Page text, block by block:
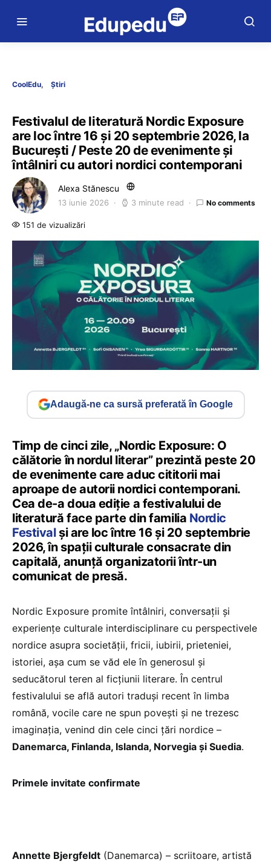
CoolEdu Știri
Festivalul de literatură Nordic Exposure
are loc între 16 și 20 septembrie 2026, la
București / Peste 20 de evenimente și
întâlniri cu autori nordici contemporani
Alexa Stănescu
13 iunie 2026 3 minute read No comments
151 de vizualizări
Adaugă-ne ca sursă preferată în Google
Timp de cinci zile, „Nordic Exposure: O
călătorie în nordul literar” prezintă peste 20
de evenimente care aduc cititorii mai
aproape de autorii nordici contemporani.
Cea de-a doua ediție a festivalului de
literatură face parte din familia Nordic
Festivalși are loc între 16 și 20 septembrie
2026, în spații culturale consacrate din
capitală, anunță organizatorii într-un
comunicat de presă.
Nordic Exposure promite întâlniri, conversații și
experiențe culturale interdisciplinare cu perspectivele
nordice asupra societății, fricii, iubirii, prieteniei,
istoriei, așa cum se văd ele în generosul și
seducătorul teren al ficțiunii literare. În centrul
festivalului se află autori traduși recent în limba
română, vocile care ne spun povești și ne trezesc
imaginația, venind din cele cinci țări nordice –
Danemarca, Finlanda, Islanda, Norvegia și Suedia.
Primele invitate confirmate
Annette Bjergfeldt (Danemarca) – scriitoare, artistă